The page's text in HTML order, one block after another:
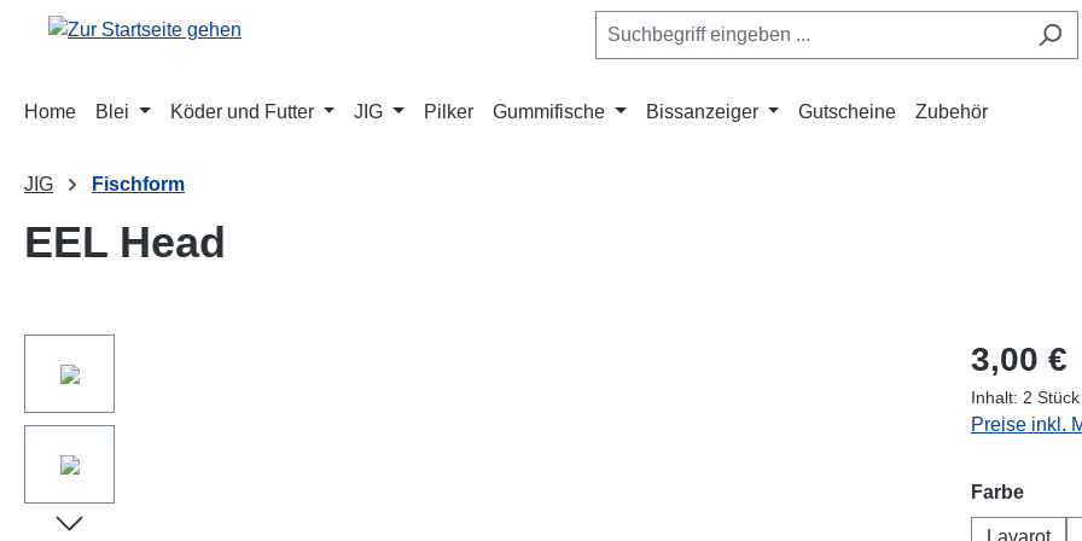
Zur Hauptnavigation springen
Home Blei Köder und Futter JIG Pilker Gummifische Bissanzeiger Gutscheine Zubehör
JIG Fischform
EEL Head
3,00 €
Inhalt: 2 Stück
Preise inkl.
Farbe
Lavarot